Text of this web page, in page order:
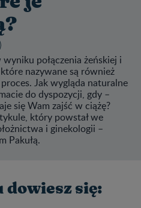
połączenia żeńskiej i
nazywane są również
Jak wygląda naturalne
do dyspozycji, gdy –
się Wam zajść w ciążę?
który powstał we
i ginekologii –
Pakułą.
dowiesz się: